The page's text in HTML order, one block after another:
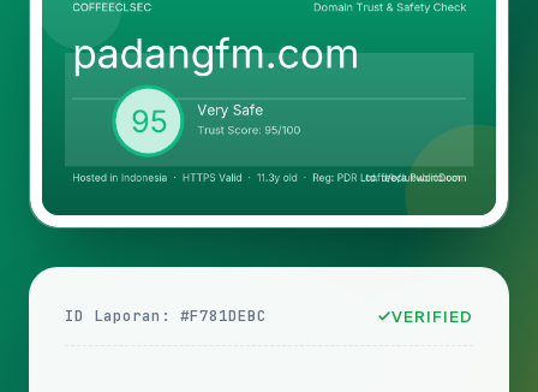
ID Laporan: #F781DEBC VERIFIED